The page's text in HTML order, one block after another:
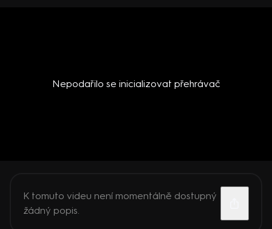
Nepodařilo se inicializovat přehrávač
K tomuto videu není momentálně dostupný
žádný popis.